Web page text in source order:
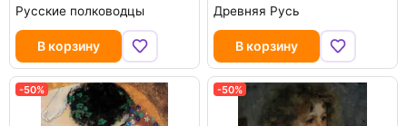
Русские полководцы
В корзину
Древняя Русь
В корзину
-50% -50%